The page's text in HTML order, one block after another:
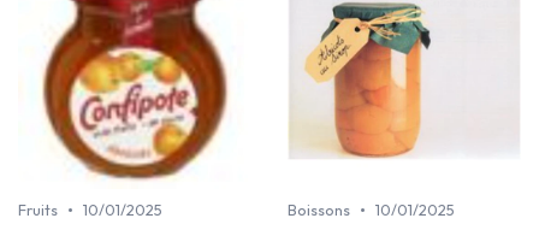
Fruits • 10/01/2025
Boissons • 10/01/2025